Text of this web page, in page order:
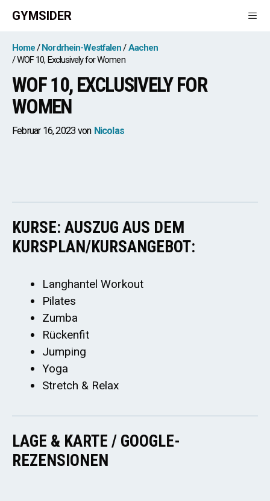
Zum
Inhalt
springen
GYMSIDER
Home Nordrhein-Westfalen
Aachen
WOF 10, Exclusively for Women
WOF 10, EXCLUSIVELY FOR
WOMEN
Februar 16, 2023 von Nicolas
KURSE: AUSZUG AUS DEM
KURSPLAN/KURSANGEBOT:
Langhantel Workout
Pilates
Zumba
Rückenfit
Jumping
Yoga
Stretch & Relax
LAGE & KARTE / GOOGLE-
REZENSIONEN